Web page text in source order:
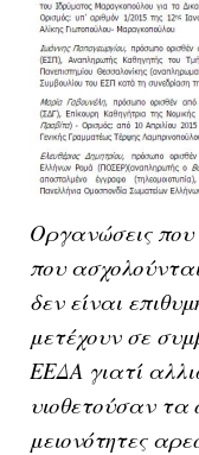
Οργανώσεις που
που
δεν είναι
μετέχουν σε
ΕΕΔΑ γιατί
υιοθετούσαν τα
μειονότητες